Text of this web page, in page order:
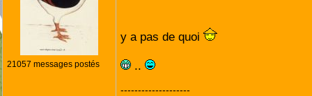
21057 messages postés
y a pas de quoi
..
--------------------